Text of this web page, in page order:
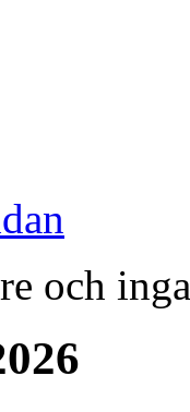
och